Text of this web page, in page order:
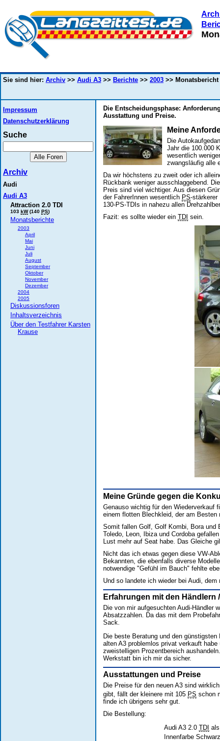
Sie sind hier: Archiv >> Audi A3 >> Berichte >> 2003 >>
Impressum
Datenschutzerklärung
Suche
Archiv
Audi
Audi A3
Attraction 2.0 TDI
103 kW(140 PS)
Monatsberichte
2003
April
Mai
Juni
Juli
August
September
Oktober
November
Dezember
2004
2005
Diskussionsforen
Inhaltsverzeichnis
Über den Testfahrer Karsten
Krause
Die Entscheidungsphase:
Ausstattung und Preise.
Meine
Die
Jahr die 100.000
wesentlich
zwangsläufig alle
Da wir höchstens zu zweit oder ich
Rückbank weniger ausschlaggebend.
Preis sind viel wichtiger. Aus diesen
der FahrerInnen wesentlich PS-stärkerer
130-PS-TDIs in nahezu allen
Fazit: es sollte wieder ein TDI sein.
Meine Gründe gegen die
Genauso wichtig für den
einem flotten Blechkleid, der am
Somit fallen Golf, Golf Kombi, Bora und
Toledo, Leon, Ibiza und Cordoba
Lust mehr auf Seat habe. Das Gleiche
Nicht das ich etwas gegen diese VW-
Bekannten, die ebenfalls diverse
notwendige "Gefühl im Bauch" fehlte
Und so landete ich wieder bei Audi, dem
Erfahrungen mit den Händlern
Die von mir aufgesuchten Audi-Händler
Absatzzahlen. Da das mit dem
Sack.
Die beste Beratung und den
alten A3 problemlos privat verkauft
zweistelligen Prozentbereich
Werkstatt bin ich mir da sicher.
Ausstattungen und Preise
Die Preise für den neuen A3 sind
gibt, fällt der kleinere mit 105 PS schon
finde ich übrigens sehr gut.
Die Bestellung:
Audi A3 2.0 TDI
Innenfarbe Schwarz